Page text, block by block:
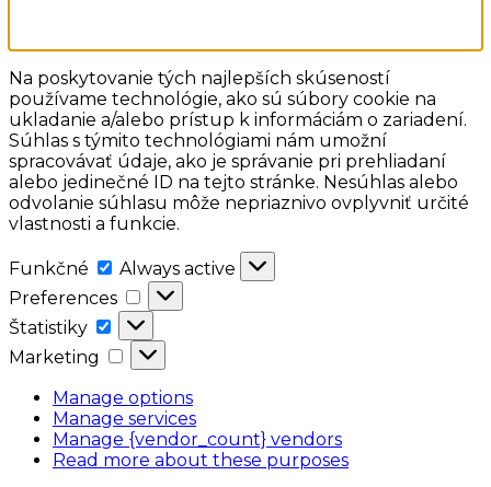
Na poskytovanie tých najlepších skúseností
používame technológie, ako sú súbory cookie na
ukladanie a/alebo prístup k informáciám o zariadení.
Súhlas s týmito technológiami nám umožní
spracovávať údaje, ako je správanie pri prehliadaní
alebo jedinečné ID na tejto stránke. Nesúhlas alebo
odvolanie súhlasu môže nepriaznivo ovplyvniť určité
vlastnosti a funkcie.
Funkčné Funkčné
Always active
Preferences
Preferences
Štatistiky
Štatistiky
Marketing
Marketing
Manage options
Manage services
Manage {vendor_count} vendors
Read more about these purposes